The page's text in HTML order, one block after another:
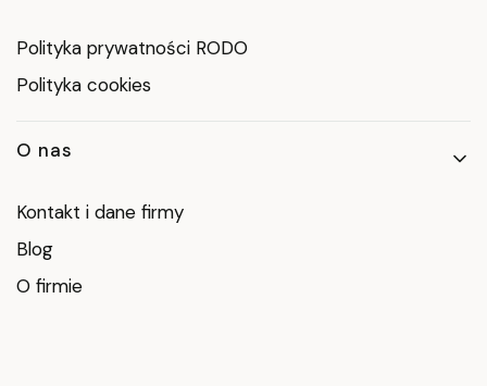
Polityka prywatności RODO
Polityka cookies
O nas
Kontakt i dane firmy
Blog
O firmie